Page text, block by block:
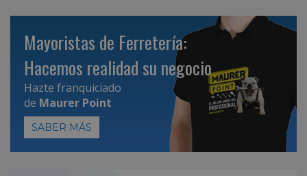
Mayoristas de Ferretería:
Hacemos realidad su negocio
Hazte franquiciado
de Maurer Point
SABER MÁS